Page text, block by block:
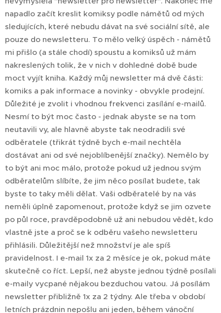
napadlo začít kreslit komiksy podle námětů od mých
sledujících, které nebudu dávat na své sociální sítě, ale
pouze do newsletteru. To mělo velký úspěch - námětů
mi přišlo (a stále chodí) spoustu a komiksů už mám
nakreslených tolik, že v nich v dohledné době bude
moct vyjít kniha. Každý můj newsletter má dvě části:
komiks a pak informace a novinky - obvykle prodejní.
Důležité je zvolit i vhodnou frekvenci zasílání e-mailů.
Nesmí to být moc často - jednak abyste se na tom
neutavili vy, ale hlavně abyste tak neodradili své
odběratele (třikrát týdně bych e-mail nechtěla
dostávat ani od své nejoblíbenější značky). Nemělo by
to být ani moc málo, protože pokud už jednou svým
odběratelům slíbíte, že jim něco posílat budete, tak
byste to taky měli dělat. Vaši odběratelé by na vás
neměli úplně zapomenout, protože když se jim ozvete
po půl roce, pravděpodobně už ani nebudou vědět, kdo
vlastně jste a proč se k odběru vašeho newsletteru
přihlásili. Důležitější než množství je ale spíš
pravidelnost. I e-mail 1x za 2 měsíce je ok, pokud máte
skutečně co říct. Lepší, než abyste jednou týdně posílali
e-maily vycpané nějakou bezduchou vatou. Já posílám
newsletter přibližně 1x za 2 týdny. Ale třeba v období
letních prázdnin nepošlu ani jeden, během vánoční